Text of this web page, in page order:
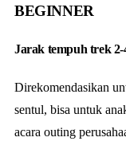
BEGINNER
Jarak tempuh trek
Direkomendasikan
sentul, bisa untuk
acara outing